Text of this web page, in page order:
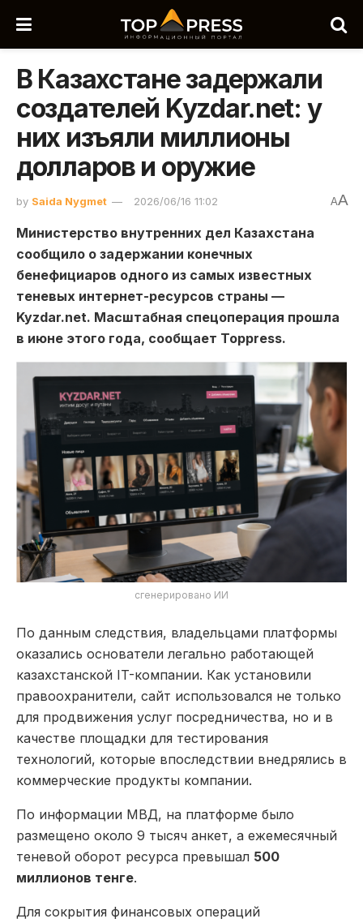
В Казахстане задержали
создателей Kyzdar.net: у
них изъяли миллионы
долларов и оружие
by Saida Nygmet 2026/06/16 11:02 AA
Министерство внутренних дел Казахстана
сообщило о задержании конечных
бенефициаров одного из самых известных
теневых интернет-ресурсов страны —
Kyzdar.net. Масштабная спецоперация прошла
в июне этого года, сообщает Toppress.
сгенерировано ИИ
По данным следствия, владельцами платформы
оказались основатели легально работающей
казахстанской IT-компании. Как установили
правоохранители, сайт использовался не только
для продвижения услуг посредничества, но и в
качестве площадки для тестирования
технологий, которые впоследствии внедрялись в
коммерческие продукты компании.
По информации МВД, на платформе было
размещено около 9 тысяч анкет, а ежемесячный
теневой оборот ресурса превышал 500
миллионов тенге.
Для сокрытия финансовых операций